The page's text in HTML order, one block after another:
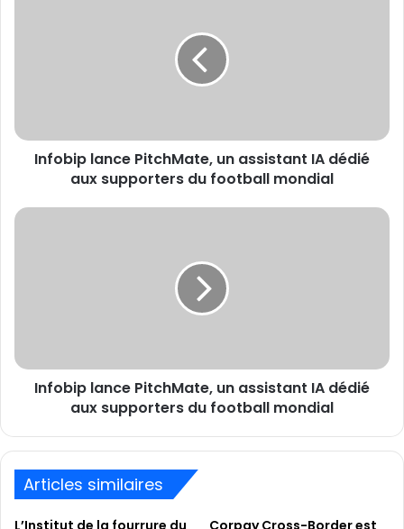
supporters
Infobip lance PitchMate, un assistant IA dédié
aux supporters du football mondial
Infobip
supporters
Infobip lance PitchMate, un assistant IA dédié
aux supporters du football mondial
Articles similaires